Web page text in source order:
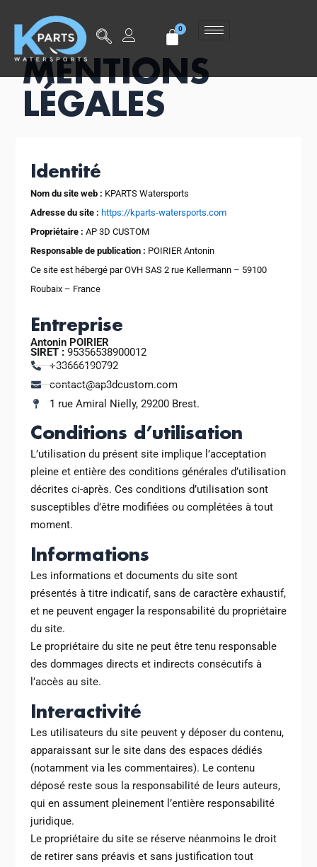
MENTIONS
LÉGALES
Identité
Nom du site web : KPARTS Watersports
Adresse du site : https://kparts-watersports.com
Propriétaire : AP 3D CUSTOM
Responsable de publication : POIRIER Antonin
Ce site est hébergé par OVH SAS 2 rue Kellermann – 59100
Roubaix – France
Entreprise
Antonin POIRIER
SIRET : 95356538900012
+33666190792
contact@ap3dcustom.com
1 rue Amiral Nielly, 29200 Brest.
Conditions d’utilisation
L’utilisation du présent site implique l’acceptation
pleine et entière des conditions générales d’utilisation
décrites ci-après. Ces conditions d’utilisation sont
susceptibles d’être modifiées ou complétées à tout
moment.
Informations
Les informations et documents du site sont
présentés à titre indicatif, sans de caractère exhaustif,
et ne peuvent engager la responsabilité du propriétaire
du site.
Le propriétaire du site ne peut être tenu responsable
des dommages directs et indirects consécutifs à
l’accès au site.
Interactivité
Les utilisateurs du site peuvent y déposer du contenu,
apparaissant sur le site dans des espaces dédiés
(notamment via les commentaires). Le contenu
déposé reste sous la responsabilité de leurs auteurs,
qui en assument pleinement l’entière responsabilité
juridique.
Le propriétaire du site se réserve néanmoins le droit
de retirer sans préavis et sans justification tout